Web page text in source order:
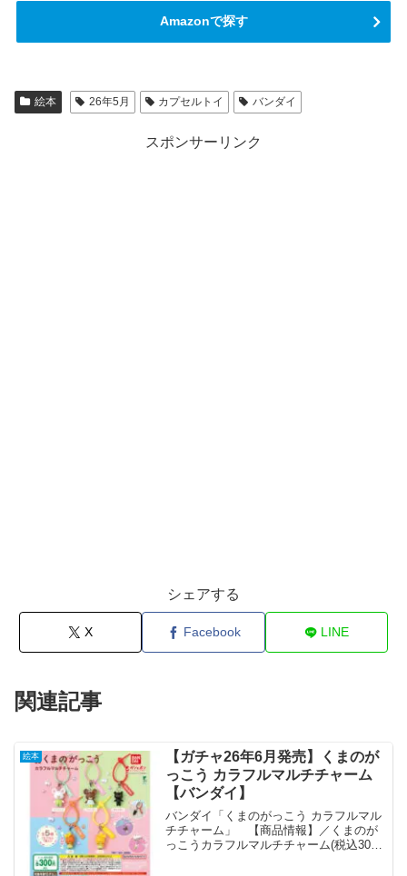
Amazonで探す
絵本 26年5月 カプセルトイ バンダイ
スポンサーリンク
シェアする
X Facebook LINE
関連記事
絵本
【ガチャ26年6月発売】くまのが
っこう カラフルマルチチャーム
【バンダイ】
バンダイ「くまのがっこう カラフルマル
チチャーム」 【商品情報】／くまのが
っこうカラフルマルチチャーム(税込300